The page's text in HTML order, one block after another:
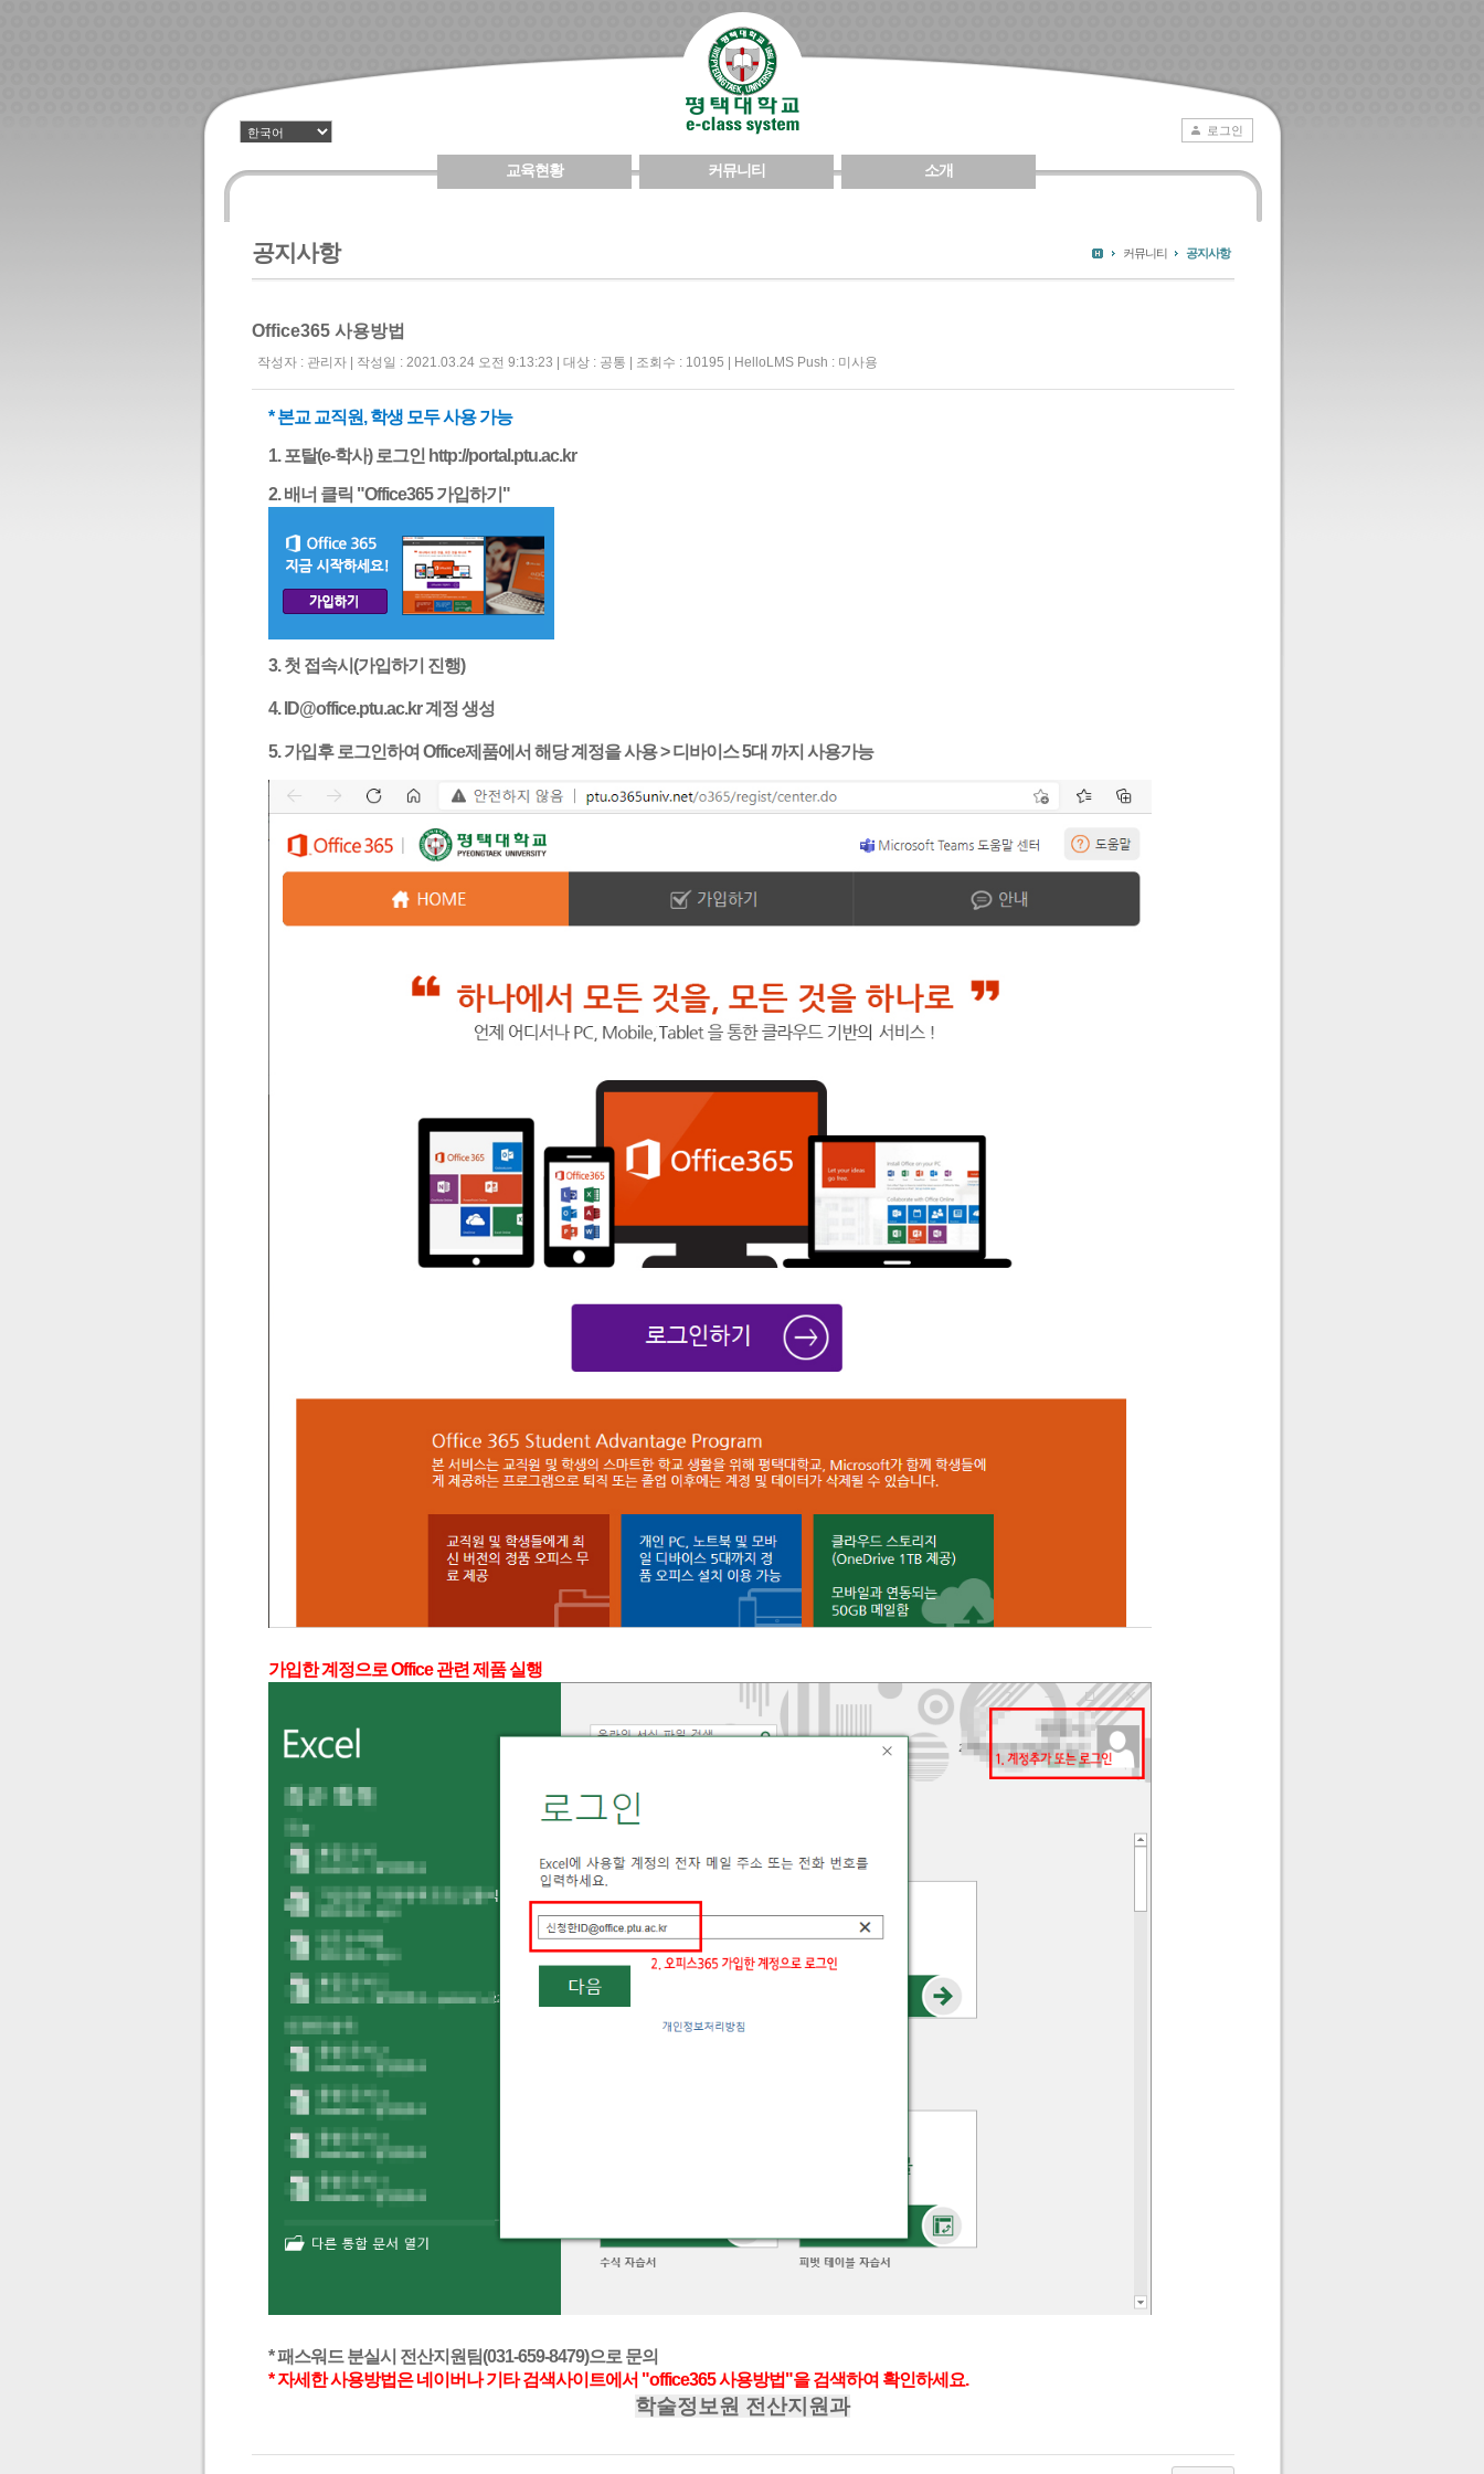
로그인
교육현황 커뮤니티 소개
커뮤니티 공지사항
공지사항
Office365 사용방법
작성자 : 관리자 | 작성일 : 2021.03.24 오전 9:13:23 | 대상 : 공통 | 조회수 : 10195 | HelloLMS Push : 미사용
* 본교 교직원, 학생 모두 사용 가능​
1. 포탈(e-학사) 로그인 http://portal.ptu.ac.kr
2. ​배너 클릭 "Office365 가입하기"
3. 첫 접속시(가입하기 진행)
4. ID@office.ptu.ac.kr 계정 생성
5. 가입후 로그인하여 Office제품에서 해당 계정을 사용 > 디바이스 5대 까지 사용가능
가입한 계정으로 Office 관련 제품 실행
* 패스워드 분실시 전산지원팀(031-659-8479)으로 문의
* 자세한 사용방법은 네이버나 기타 검색사이트에서 "office365 사용방법"을 검색하여 확인하세요.
학술정보원 전산지원과